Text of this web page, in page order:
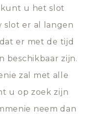
u het slot
slot er al langen
er met de tijd
beschikbaar zijn.
zal met alle
u op zoek zijn
neem dan